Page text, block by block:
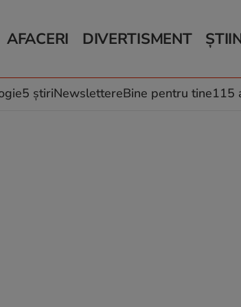
AFACERI
Auto
Locuri de muncă
DIVERTISMENT
Horoscop
Muzică și Filme
5 știriNewslettereBine pentru tine115